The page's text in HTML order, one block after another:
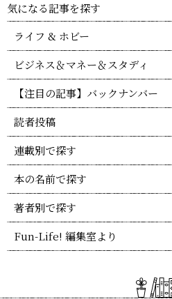
気になる記事を探す
ライフ & ホビー
ビジネス＆マネー＆スタディ
【注目の記事】バックナンバー
読者投稿
連載別で探す
本の名前で探す
著者別で探す
Fun-Life! 編集室より